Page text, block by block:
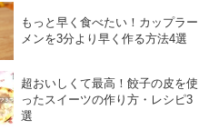
もっと早く食べたい！カップラー
メンを3分より早く作る方法4選
超おいしくて最高！餃子の皮を使
ったスイーツの作り方・レシピ3
選